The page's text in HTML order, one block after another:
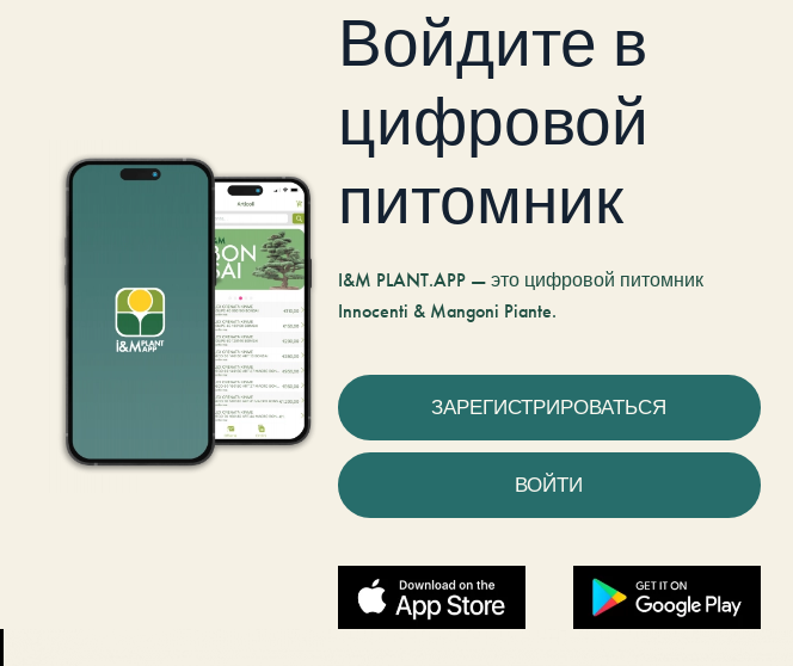
Войдите в
цифровой
питомник
I&M PLANT.APP — это цифровой питомник
Innocenti & Mangoni Piante.
ЗАРЕГИСТРИРОВАТЬСЯ
ВОЙТИ